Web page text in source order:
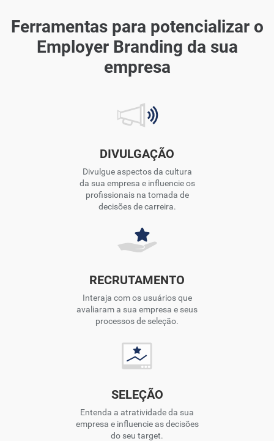
Ferramentas para potencializar o
Employer Branding da sua
empresa
DIVULGAÇÃO
Divulgue aspectos da cultura
da sua empresa e influencie os
profissionais na tomada de
decisões de carreira.
RECRUTAMENTO
Interaja com os usuários que
avaliaram a sua empresa e seus
processos de seleção.
SELEÇÃO
Entenda a atratividade da sua
empresa e influencie as decisões
do seu target.